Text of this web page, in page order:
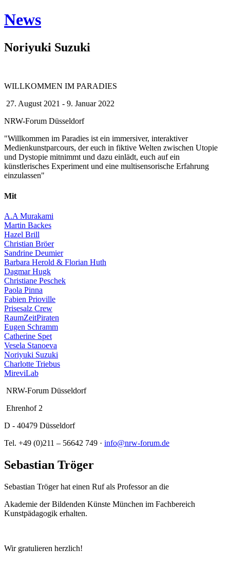
News
Noriyuki Suzuki
WILLKOMMEN IM PARADIES
27. August 2021 - 9. Januar 2022
NRW-Forum Düsseldorf
"Willkommen im Paradies ist ein immersiver, interaktiver
Medienkunstparcours, der euch in fiktive Welten zwischen Utopie
und Dystopie mitnimmt und dazu einlädt, euch auf ein
künstlerisches Experiment und eine multisensorische Erfahrung
einzulassen"
Mit
A.A Murakami
Martin Backes
Hazel Brill
Christian Bröer
Sandrine Deumier
Barbara Herold & Florian Huth
Dagmar Hugk
Christiane Peschek
Paola Pinna
Fabien Prioville
Prisesalz Crew
RaumZeitPiraten
Eugen Schramm
Catherine Spet
Vesela Stanoeva
Noriyuki Suzuki
Charlotte Triebus
MireviLab
NRW-Forum Düsseldorf
Ehrenhof 2
D - 40479 Düsseldorf
Tel. +49 (0)211 – 56642 749 · info@nrw-forum.de
Sebastian Tröger
Sebastian Tröger hat einen Ruf als Professor an die
Akademie der Bildenden Künste München im Fachbereich
Kunstpädagogik erhalten.
Wir gratulieren herzlich!